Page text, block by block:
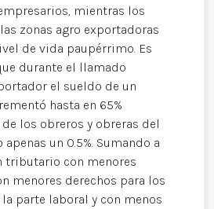
mientras los
zonas agro exportadoras
de vida paupérrimo. Es
durante el llamado
el sueldo de un
hasta en 65%
los obreros y obreras del
un 0.5%. Sumando a
tributario con menores
menores derechos para los
parte laboral y con menos